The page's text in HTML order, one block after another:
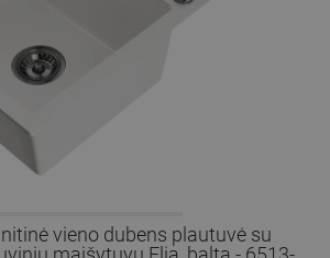
vieno dubens plautuvė su